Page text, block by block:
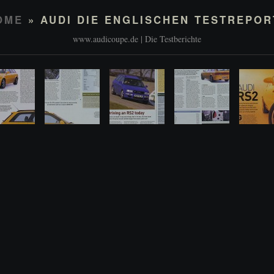
» AUDI DIE ENGLISCHEN
www.audicoupe.de | Die Testberichte